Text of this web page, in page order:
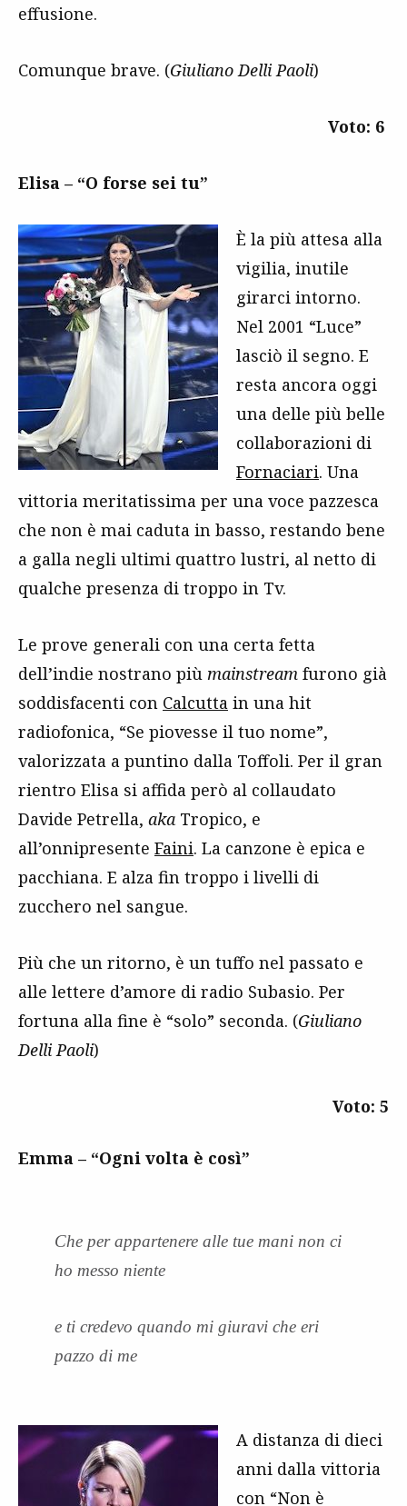
effusione.
Comunque brave. (Giuliano Delli Paoli)
Voto: 6
Elisa – “O forse sei tu”
È la più attesa alla
vigilia, inutile
girarci intorno.
Nel 2001 “Luce”
lasciò il segno. E
resta ancora oggi
una delle più belle
collaborazioni di
Fornaciari. Una
vittoria meritatissima per una voce pazzesca
che non è mai caduta in basso, restando bene
a galla negli ultimi quattro lustri, al netto di
qualche presenza di troppo in Tv.
Le prove generali con una certa fetta
dell’indie nostrano più mainstream furono già
soddisfacenti con Calcutta in una hit
radiofonica, “Se piovesse il tuo nome”,
valorizzata a puntino dalla Toffoli. Per il gran
rientro Elisa si affida però al collaudato
Davide Petrella, aka Tropico, e
all’onnipresente Faini. La canzone è epica e
pacchiana. E alza fin troppo i livelli di
zucchero nel sangue.
Più che un ritorno, è un tuffo nel passato e
alle lettere d’amore di radio Subasio. Per
fortuna alla fine è “solo” seconda. (Giuliano
Delli Paoli)
Voto: 5
Emma – “Ogni volta è così”
Che per appartenere alle tue mani non ci
ho messo niente
e ti credevo quando mi giuravi che eri
pazzo di me
A distanza di dieci
anni dalla vittoria
con “Non è